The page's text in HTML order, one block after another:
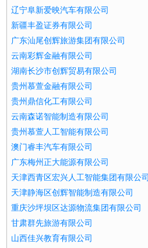
辽宁阜新爱映汽车有限公司
新疆丰盈证券有限公司
广东汕尾创辉旅游集团有限公司
云南彩辉金融有限公司
湖南长沙市创辉贸易有限公司
贵州慕萱金融有限公司
贵州鼎信化工有限公司
云南森诺智能制造有限公司
贵州慕萱人工智能有限公司
澳门睿丰汽车有限公司
广东梅州正大能源有限公司
天津西青区宏兴人工智能集团有限公司
天津静海区创辉智能制造有限公司
重庆沙坪坝区达源物流集团有限公司
甘肃群先旅游有限公司
山西佳兴教育有限公司